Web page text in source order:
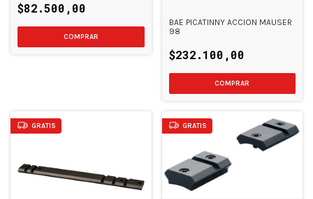
$82.500,00
BAE PICATINNY ACCION MAUSER
98
$232.100,00
GRATIS GRATIS